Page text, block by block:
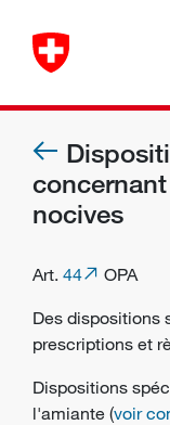
nocives
Art. 44
OPA
Des dispositions
prescriptions et
Dispositions
l'amiante (voir